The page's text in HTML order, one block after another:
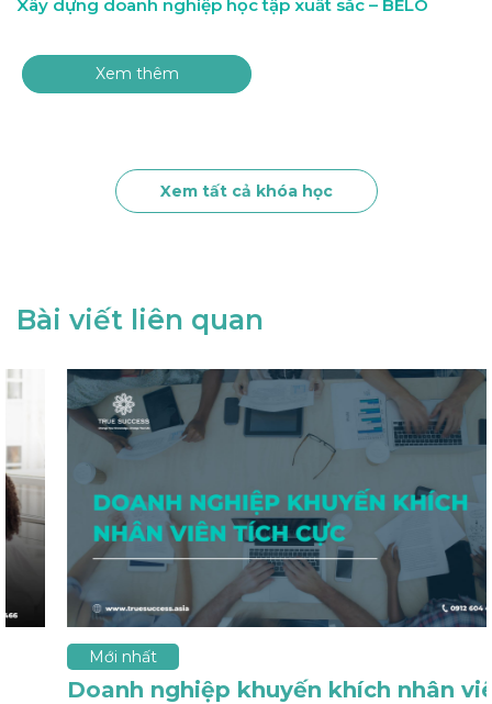
Xây dựng doanh nghiệp học tập xuất sắc – BELO
Xem thêm
Xem tất cả khóa học
Bài viết liên quan
Mới nhất
Doanh nghiệp khuyến khích nhân viên